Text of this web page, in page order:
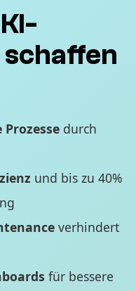
durch
und bis zu 40%
verhindert
für bessere